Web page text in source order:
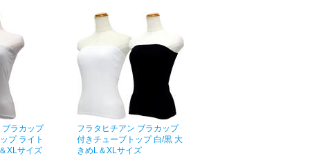
ブラカップ
プ ライト
XLサイズ
フラタヒチアン ブラカップ
付きチューブトップ 白/黒 大
きめL＆XLサイズ